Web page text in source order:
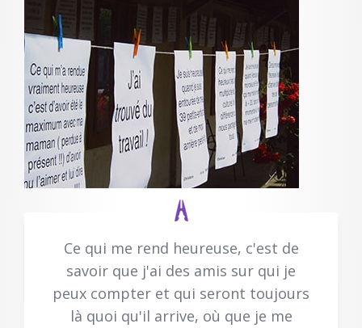
Ce qui me rend heureuse, c'est de
savoir que j'ai des amis sur qui je
peux compter et qui seront toujours
là quoi qu'il arrive, où que je me